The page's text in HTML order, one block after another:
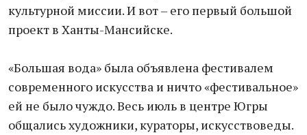
культурной миссии. И вот – его первый большой
проект в Ханты-Мансийске.
«Большая вода» была объявлена фестивалем
современного искусства и ничто «фестивальное»
ей не было чуждо. Весь июль в центре Югры
общались художники, кураторы, искусствоведы.